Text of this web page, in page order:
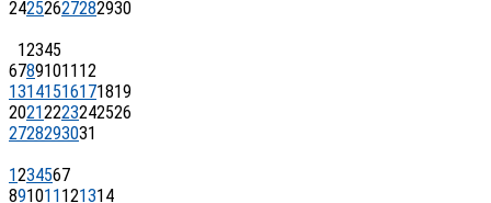
24252627282930
12345
67891011 12
13141516171819
20212223242526
2728293031
1234567
891011 121314